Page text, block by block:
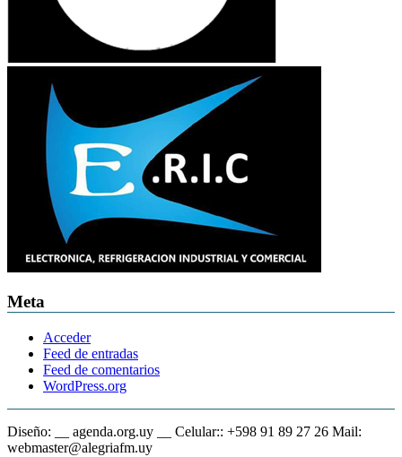
Meta
Acceder
Feed de entradas
Feed de comentarios
WordPress.org
Diseño: __ agenda.org.uy __ Celular:: +598 91 89 27 26 Mail:
webmaster@alegriafm.uy